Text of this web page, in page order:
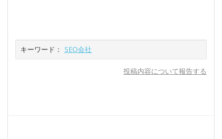
キーワード： SEO会社
投稿内容について報告する